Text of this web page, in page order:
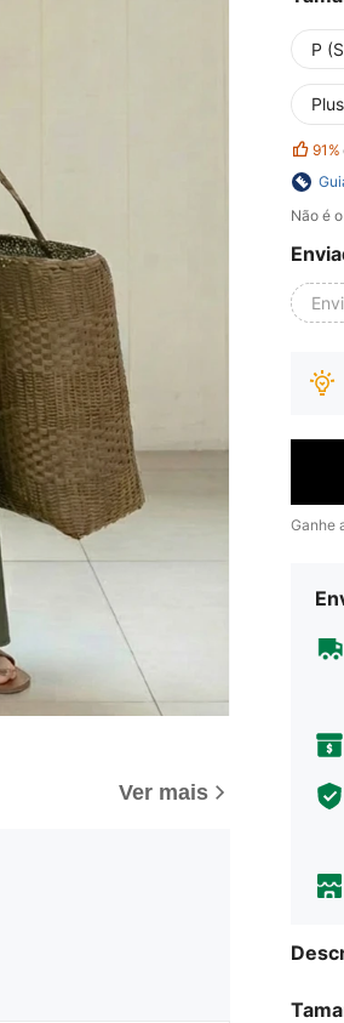
Ver mais
P
91%
Não é
Ganhe